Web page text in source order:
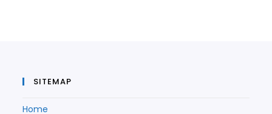
SITEMAP
Home